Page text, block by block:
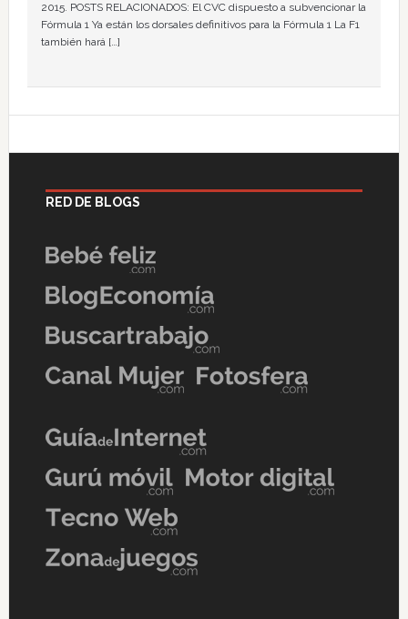
2015. POSTS RELACIONADOS: El CVC dispuesto a subvencionar la
Fórmula 1 Ya están los dorsales definitivos para la Fórmula 1 La F1
también hará […]
RED DE BLOGS